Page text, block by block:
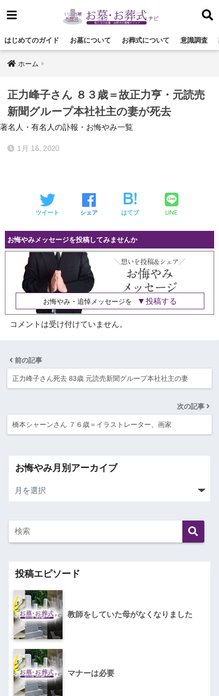
はじめてのガイド お墓について お葬式について 意識調査
ホーム
正力峰子さん ８３歳＝故正力亨・元読売
新聞グループ本社社主の妻が死去
著名人・有名人の訃報・お悔やみ一覧
1月 16, 2020
ツイート シェア はてブ LINE
お悔やみメッセージを投稿してみませんか
お悔やみ・追悼メッセージを 投稿する
コメントは受け付けていません。
前の記事
正力峰子さん死去 83歳 元読売新聞グループ本社社主の妻
次の記事
橋本シャーンさん ７６歳＝イラストレーター、画家
お悔やみ月別アーカイブ
投稿エピソード
教師をしていた母がなくなりました
マナーは必要